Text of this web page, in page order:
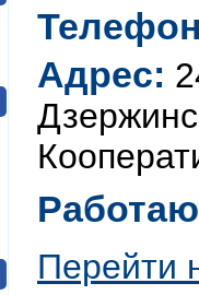
Адрес:
Перейти